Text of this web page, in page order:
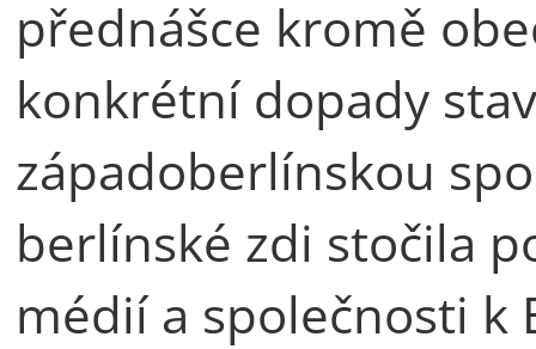
přednášce kromě
konkrétní dopady
západoberlínskou
berlínské zdi stočila
médií a společnosti